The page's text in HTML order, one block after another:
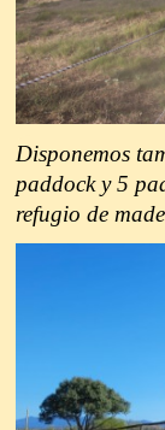
Disponemos
paddock y 5
refugio de